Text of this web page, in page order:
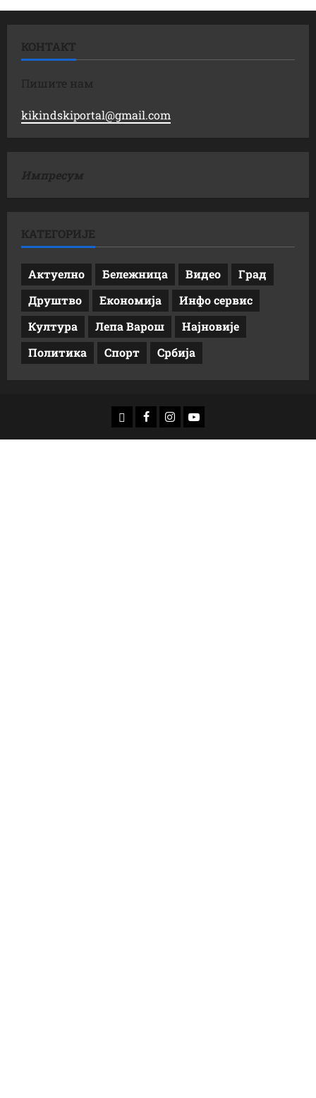
КОНТАКТ
Пишите нам
kikindskiportal@gmail.com
Импресум
КАТЕГОРИЈЕ
Актуелно Бележница Видео
Град
Друштво
Економија
Инфо сервис
Култура
Лепа Варош
Најновије
Политика
Спорт Србија
доwнлоад
Фацебоок
Инстаграм
Yоутубе